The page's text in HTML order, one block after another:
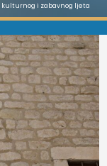
kulturnog i zabavnog ljeta